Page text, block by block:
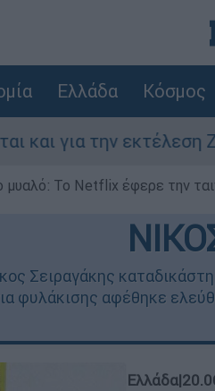
Ελλάδα Κόσμος
εκτέλεση Ζαμπούνη
μυαλό: Το Netflix έφερε την
Σειραγάκης
φυλάκισης αφέθηκε
Ελλάδα|